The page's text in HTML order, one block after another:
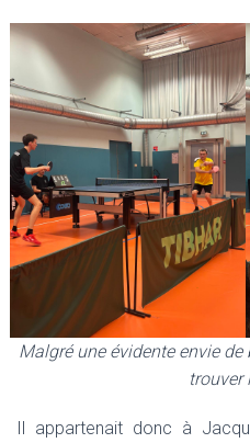
Malgré une évidente envie de
trouver
Il appartenait donc à